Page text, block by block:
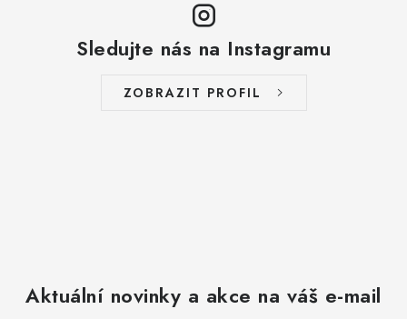
Sledujte nás na Instagramu
ZOBRAZIT PROFIL
Aktuální novinky a akce na váš e-mail